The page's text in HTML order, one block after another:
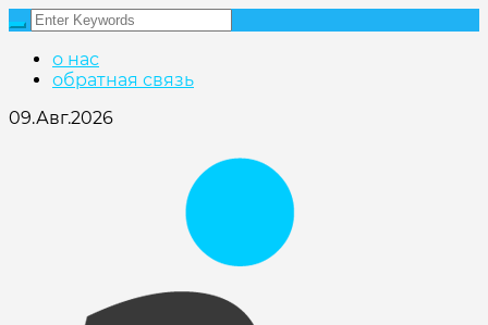
о нас
обратная связь
09.Авг.2026